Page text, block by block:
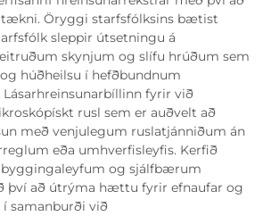
Öryggi starfsfólksins bætist
sleppir útsetningu á
skynjum og slífu hrúðum sem
húðheilsu í hefðbundnum
fyrir við
rusl sem er auðvelt að
með venjulegum ruslatjánniðum án
eða umhverfisleyfis. Kerfið
og sjálfbærum
því að útrýma hættu fyrir efnaufar og
samanburði við